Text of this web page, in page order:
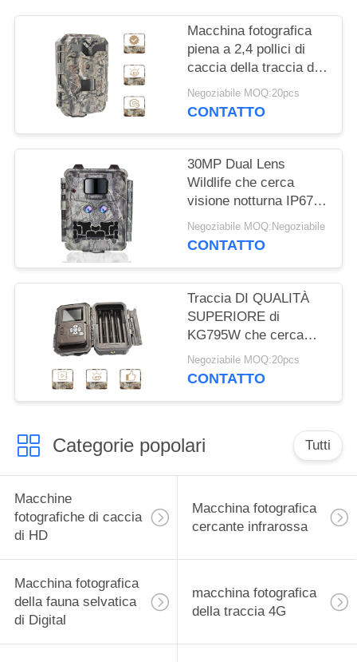
POLITICA
SULLA
PRIVACY
Macchina fotografica
piena a 2,4 pollici di
caccia della traccia di
IR LED HD 1080P delle
macchine fotografiche
Negoziabile MOQ:20pcs
CONTATTO
30MP Dual Lens
Wildlife che cerca
visione notturna IP67
della macchina
fotografica 1080P
Negoziabile MOQ:Negoziabile
CONTATTO
Traccia DI QUALITÀ
SUPERIORE di
KG795W che cerca
macchina fotografica
30MP 1080P HD per
Negoziabile MOQ:20pcs
CONTATTO
Categorie popolari Tutti
Macchine
fotografiche di caccia
di HD
Macchina fotografica
cercante infrarossa
Macchina fotografica
della fauna selvatica
di Digital
macchina fotografica
della traccia 4G